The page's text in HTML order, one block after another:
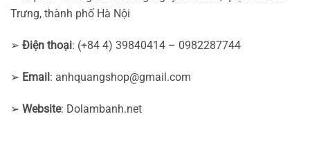
Trưng, thành phố Hà Nội
➢ Điện thoại: (+84 4) 39840414 – 0982287744
➢ Email: anhquangshop@gmail.com
➢ Website: Dolambanh.net